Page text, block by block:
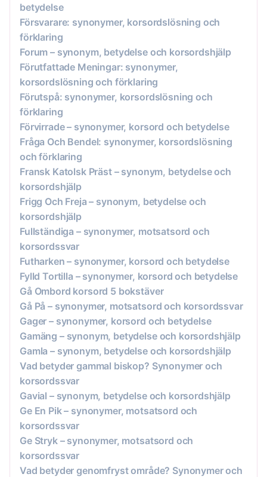
betydelse
Försvarare: synonymer, korsordslösning och
förklaring
Forum – synonym, betydelse och korsordshjälp
Förutfattade Meningar: synonymer,
korsordslösning och förklaring
Förutspå: synonymer, korsordslösning och
förklaring
Förvirrade – synonymer, korsord och betydelse
Fråga Och Bendel: synonymer, korsordslösning
och förklaring
Fransk Katolsk Präst – synonym, betydelse och
korsordshjälp
Frigg Och Freja – synonym, betydelse och
korsordshjälp
Fullständiga – synonymer, motsatsord och
korsordssvar
Futharken – synonymer, korsord och betydelse
Fylld Tortilla – synonymer, korsord och betydelse
Gå Ombord korsord 5 bokstäver
Gå På – synonymer, motsatsord och korsordssvar
Gager – synonymer, korsord och betydelse
Gamäng – synonym, betydelse och korsordshjälp
Gamla – synonym, betydelse och korsordshjälp
Vad betyder gammal biskop? Synonymer och
korsordssvar
Gavial – synonym, betydelse och korsordshjälp
Ge En Pik – synonymer, motsatsord och
korsordssvar
Ge Stryk – synonymer, motsatsord och
korsordssvar
Vad betyder genomfryst område? Synonymer och